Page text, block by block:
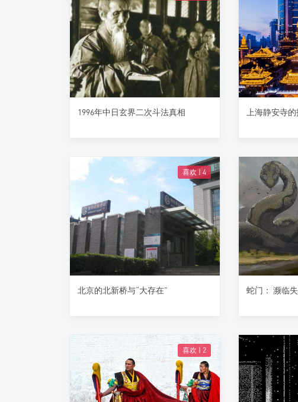
1996年中日玄界二次斗法真相 上海静安寺
喜欢 | 4
北京的北新桥与“大存在” 蛇门： 濒临
喜欢 | 2